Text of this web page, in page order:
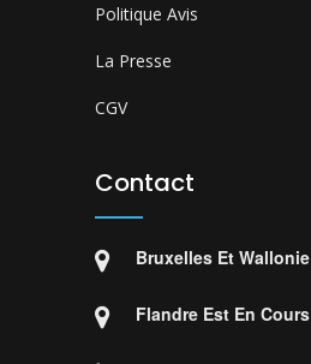
Politique Avis
La Presse
CGV
Contact
Bruxelles Et Wallonie
Flandre Est En Cours